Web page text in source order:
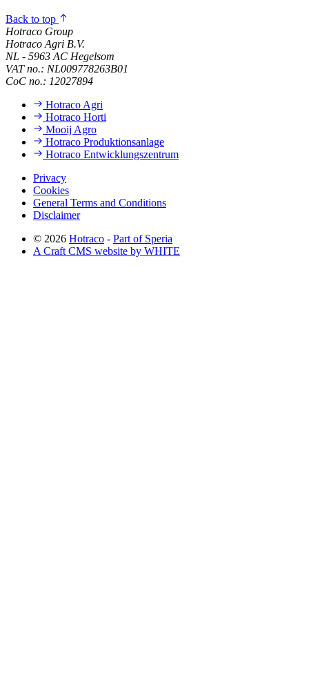
Back to top
Hotraco Group
Hotraco Agri B.V.
NL - 5963 AC Hegelsom
VAT no.: NL009778263B01
CoC no.: 12027894
Hotraco Agri
Hotraco Horti
Mooij Agro
Hotraco Produktionsanlage
Hotraco Entwicklungszentrum
Privacy
Cookies
General Terms and Conditions
Disclaimer
© 2026 Hotraco - Part of Speria
A Craft CMS website by WHITE